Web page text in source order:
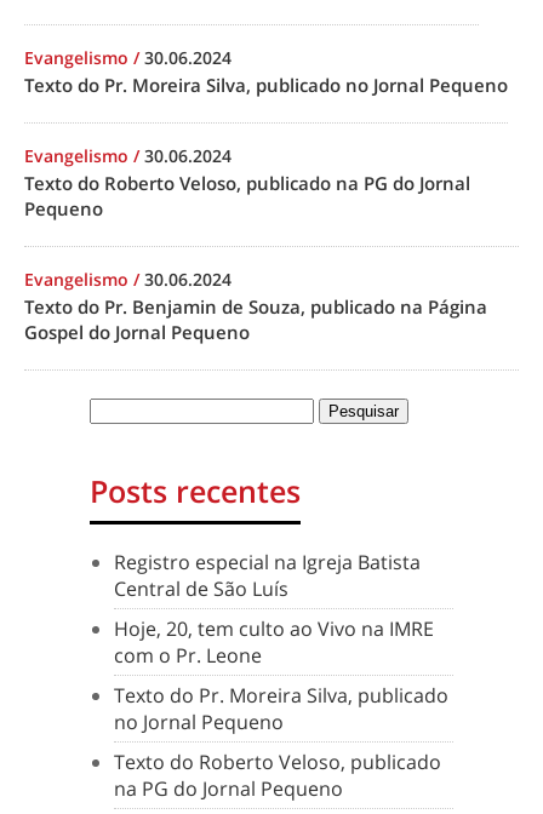
Evangelismo /30.06.2024
Texto do Pr. Moreira Silva, publicado no Jornal Pequeno
Evangelismo /30.06.2024
Texto do Roberto Veloso, publicado na PG do Jornal
Pequeno
Evangelismo /30.06.2024
Texto do Pr. Benjamin de Souza, publicado na Página
Gospel do Jornal Pequeno
Posts recentes
Registro especial na Igreja Batista
Central de São Luís
Hoje, 20, tem culto ao Vivo na IMRE
com o Pr. Leone
Texto do Pr. Moreira Silva, publicado
no Jornal Pequeno
Texto do Roberto Veloso, publicado
na PG do Jornal Pequeno